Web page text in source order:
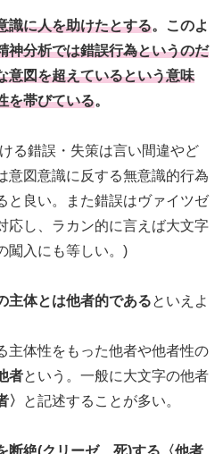
識に人を助けたとする。このよ
神分析では錯誤行為というのだ
意図を超えているという意味
を帯びている。
る錯誤・失策は言い間違やど
意図意識に反する無意識的行為
と良い。また錯誤はヴァイツゼ
応し、ラカン的に言えば大文字
闖入にも等しい。)
主体とは他者的であるといえよ
主体性をもった他者や他者性の
者という。一般に大文字の他者
〉 と記述することが多い。
断絶(クリーゼ、死)する〈他者